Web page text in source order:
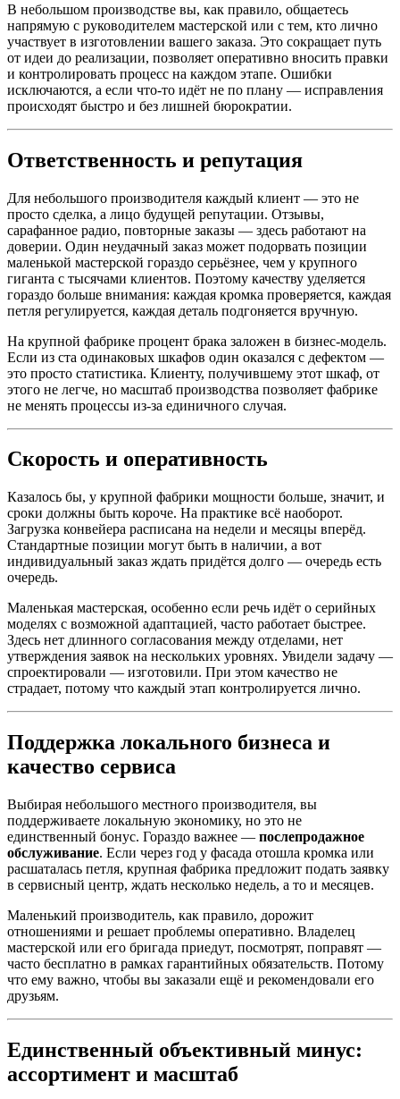
В небольшом производстве вы, как правило, общаетесь
напрямую с руководителем мастерской или с тем, кто лично
участвует в изготовлении вашего заказа. Это сокращает путь
от идеи до реализации, позволяет оперативно вносить правки
и контролировать процесс на каждом этапе. Ошибки
исключаются, а если что-то идёт не по плану — исправления
происходят быстро и без лишней бюрократии.
Ответственность и репутация
Для небольшого производителя каждый клиент — это не
просто сделка, а лицо будущей репутации. Отзывы,
сарафанное радио, повторные заказы — здесь работают на
доверии. Один неудачный заказ может подорвать позиции
маленькой мастерской гораздо серьёзнее, чем у крупного
гиганта с тысячами клиентов. Поэтому качеству уделяется
гораздо больше внимания: каждая кромка проверяется, каждая
петля регулируется, каждая деталь подгоняется вручную.
На крупной фабрике процент брака заложен в бизнес-модель.
Если из ста одинаковых шкафов один оказался с дефектом —
это просто статистика. Клиенту, получившему этот шкаф, от
этого не легче, но масштаб производства позволяет фабрике
не менять процессы из-за единичного случая.
Скорость и оперативность
Казалось бы, у крупной фабрики мощности больше, значит, и
сроки должны быть короче. На практике всё наоборот.
Загрузка конвейера расписана на недели и месяцы вперёд.
Стандартные позиции могут быть в наличии, а вот
индивидуальный заказ ждать придётся долго — очередь есть
очередь.
Маленькая мастерская, особенно если речь идёт о серийных
моделях с возможной адаптацией, часто работает быстрее.
Здесь нет длинного согласования между отделами, нет
утверждения заявок на нескольких уровнях. Увидели задачу —
спроектировали — изготовили. При этом качество не
страдает, потому что каждый этап контролируется лично.
Поддержка локального бизнеса и
качество сервиса
Выбирая небольшого местного производителя, вы
поддерживаете локальную экономику, но это не
единственный бонус. Гораздо важнее — послепродажное
обслуживание. Если через год у фасада отошла кромка или
расшаталась петля, крупная фабрика предложит подать заявку
в сервисный центр, ждать несколько недель, а то и месяцев.
Маленький производитель, как правило, дорожит
отношениями и решает проблемы оперативно. Владелец
мастерской или его бригада приедут, посмотрят, поправят —
часто бесплатно в рамках гарантийных обязательств. Потому
что ему важно, чтобы вы заказали ещё и рекомендовали его
друзьям.
Единственный объективный минус:
ассортимент и масштаб